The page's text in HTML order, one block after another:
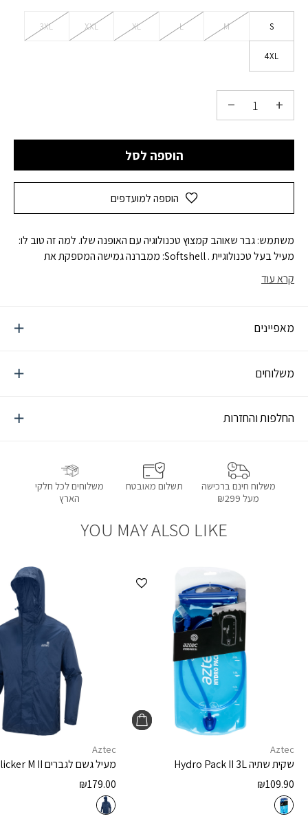
S
M
L
XL
XXL
3XL
4XL
הוספה לסל
הוספה למועדפים
משתמש: גבר שאוהב קמצוץ טכנולוגיה עם האופנה שלו. למה זה טוב לו:
מעיל בעל טכנולוגיית . Softshell: ממברנה גמישה המספקת את
המספק בידוד והרחקת לחות, ושכבה חיצונית אלסטית המספקת דחיית
קרא עוד
מאפיינים
משלוחים
החלפות והחזרות
משלוח חינם ברכישה
מעל ₪299
תשלום מאובטח
משלוחים לכל חלקי
הארץ
YOU MAY ALSO LIKE
הוספה למועדפים
Aztec
שקית שתיהHydro Pack II 3L
₪109.90
Aztec
מעיל גשם לגבריםM II
₪179.00